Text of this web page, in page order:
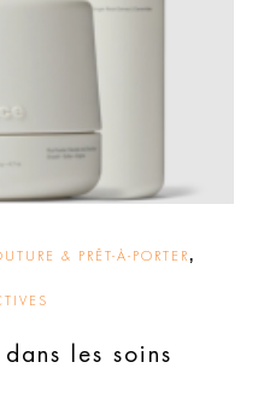
& PRÊT-À-PORTER,
les soins